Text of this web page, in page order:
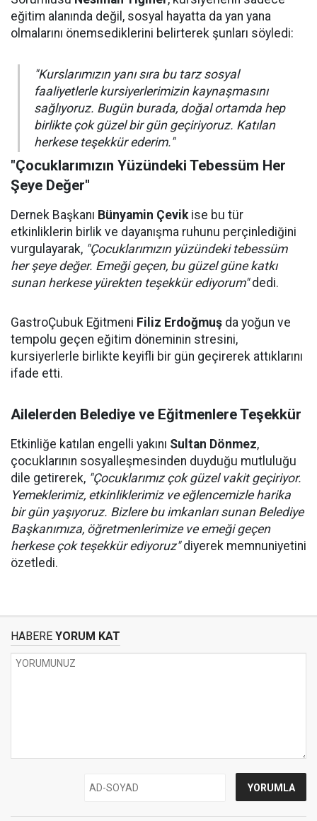
eğitim alanında değil, sosyal hayatta da yan yana
olmalarını önemsediklerini belirterek şunları söyledi:
"Kurslarımızın yanı sıra bu tarz sosyal
faaliyetlerle kursiyerlerimizin kaynaşmasını
sağlıyoruz. Bugün burada, doğal ortamda hep
birlikte çok güzel bir gün geçiriyoruz. Katılan
herkese teşekkür ederim."
"Çocuklarımızın Yüzündeki Tebessüm Her
Şeye Değer"
Dernek Başkanı Bünyamin Çevikise bu tür
etkinliklerin birlik ve dayanışma ruhunu perçinlediğini
vurgulayarak, "Çocuklarımızın yüzündeki tebessüm
her şeye değer. Emeği geçen, bu güzel güne katkı
sunan herkese yürekten teşekkür ediyorum"dedi.
GastroÇubuk Eğitmeni Filiz Erdoğmuş da yoğun ve
tempolu geçen eğitim döneminin stresini,
kursiyerlerle birlikte keyifli bir gün geçirerek attıklarını
ifade etti.
Ailelerden Belediye ve Eğitmenlere Teşekkür
Etkinliğe katılan engelli yakını Sultan Dönmez,
çocuklarının sosyalleşmesinden duyduğu mutluluğu
dile getirerek, "Çocuklarımız çok güzel vakit geçiriyor.
Yemeklerimiz, etkinliklerimiz ve eğlencemizle harika
bir gün yaşıyoruz. Bizlere bu imkanları sunan Belediye
Başkanımıza, öğretmenlerimize ve emeği geçen
herkese çok teşekkür ediyoruz"diyerek memnuniyetini
özetledi.
HABERE YORUM KAT